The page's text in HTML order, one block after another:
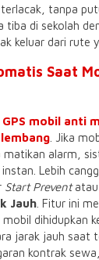
tanpa
tiba di sekolah
keluar dari rute
Saat
GPS mobil anti
. Jika
matikan alarm,
Lebih
Start Preventatau
Jauh . Fitur ini
dihidupkan
jarak jauh saat
kontrak